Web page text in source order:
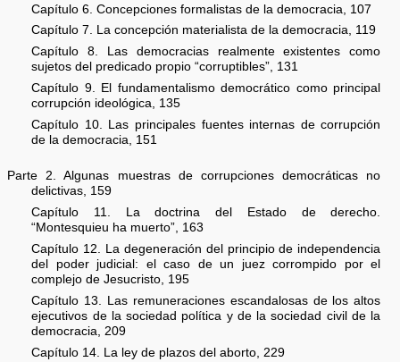
Capítulo 6. Concepciones formalistas de la democracia, 107
Capítulo 7. La concepción materialista de la democracia, 119
Capítulo 8. Las democracias realmente existentes como
sujetos del predicado propio “corruptibles”, 131
Capítulo 9. El fundamentalismo democrático como principal
corrupción ideológica, 135
Capítulo 10. Las principales fuentes internas de corrupción
de la democracia, 151
Parte 2. Algunas muestras de corrupciones democráticas no
delictivas, 159
Capítulo 11. La doctrina del Estado de derecho.
“Montesquieu ha muerto”, 163
Capítulo 12. La degeneración del principio de independencia
del poder judicial: el caso de un juez corrompido por el
complejo de Jesucristo, 195
Capítulo 13. Las remuneraciones escandalosas de los altos
ejecutivos de la sociedad política y de la sociedad civil de la
democracia, 209
Capítulo 14. La ley de plazos del aborto, 229